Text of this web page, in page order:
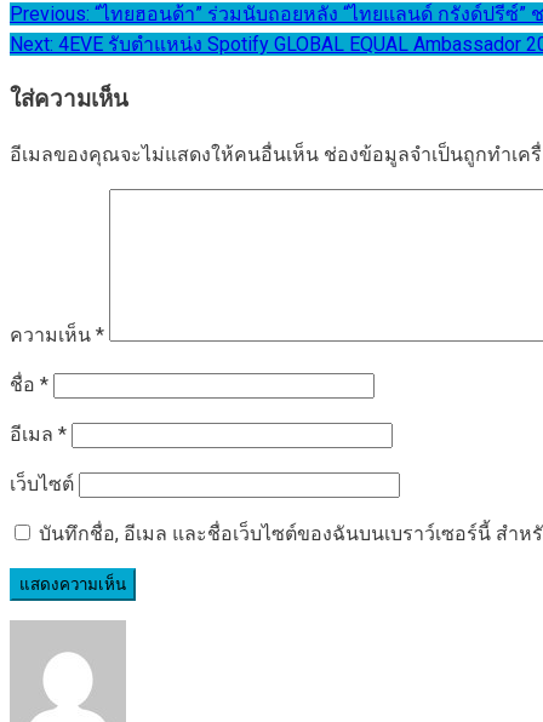
แนะแนว
เรื่อง
Previous: “ไทยฮอนด้า” ร่วมนับถอยหลัง “ไทยแลนด์ กรังด์ปรีซ์
Next: 4EVE รับตำแหน่ง Spotify GLOBAL EQUAL Ambassador
ใส่ความเห็น
อีเมลของคุณจะไม่แสดงให้คนอื่นเห็น ช่องข้อมูลจำเป็นถูกทำเค
ความเห็น *
ชื่อ *
อีเมล *
เว็บไซต์
บันทึกชื่อ, อีเมล และชื่อเว็บไซต์ของฉันบนเบราว์เซอร์นี้ สำห